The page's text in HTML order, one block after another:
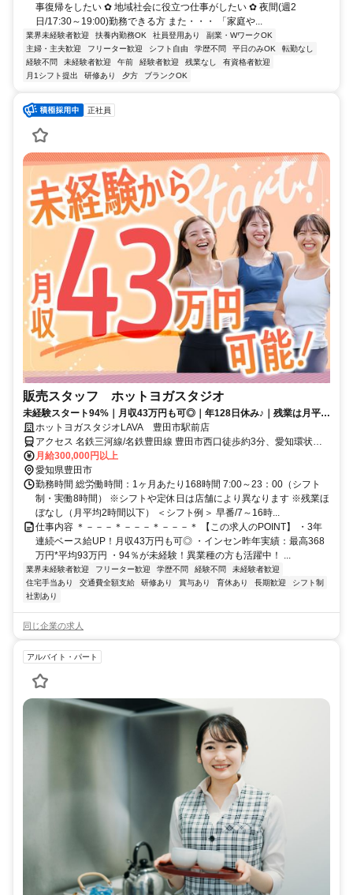
事復帰をしたい ✿ 地域社会に役立つ仕事がしたい ✿ 夜間(週2
日/17:30～19:00)勤務できる方 また・・・ 「家庭や...
業界未経験者歓迎 扶養内勤務OK 社員登用あり
副業・WワークOK
主婦・主夫歓迎
フリーター歓迎 シフト自由 学歴不問 平日のみOK
転勤なし
経験不問
未経験者歓迎 午前 経験者歓迎 残業なし
有資格者歓迎
月1シフト提出
研修あり 夕方 ブランクOK
正社員
販売スタッフ ホットヨガスタジオ
未経験スタート94%｜月収43万円も可◎｜年128日休み♪｜残業は月平均
2時間以下
ホットヨガスタジオLAVA 豊田市駅前店
アクセス 名鉄三河線/名鉄豊田線 豊田市西口徒歩約3分、愛知環状鉄
道 新豊田徒歩約3分、名鉄三河線 上挙母徒歩約24分 豊田市駅改札徒
歩2分
月給300,000円以上
愛知県豊田市
勤務時間 総労働時間：1ヶ月あたり168時間 7:00～23：00（シフト
制・実働8時間） ※シフトや定休日は店舗により異なります ※残業ほ
ぼなし（月平均2時間以下） ＜シフト例＞ 早番/7～16時...
仕事内容 ＊－－－＊－－－＊－－－＊ 【この求人のPOINT】 ・3年
連続ベース給UP！月収43万円も可◎ ・インセン昨年実績：最高368
万円*平均93万円 ・94％が未経験！異業種の方も活躍中！ ...
業界未経験者歓迎 フリーター歓迎 学歴不問 経験不問
未経験者歓迎
住宅手当あり
交通費全額支給 研修あり 賞与あり 育休あり 長期歓迎
シフト制
社割あり
同じ企業の求人
アルバイト・パート